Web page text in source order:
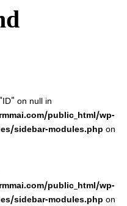
on null in
public_html/wp-
sidebar-modules.php on
public_html/wp-
sidebar-modules.php on